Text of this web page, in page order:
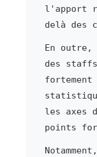
l'apport
delà des
En outre,
des
fortement
les axes
points